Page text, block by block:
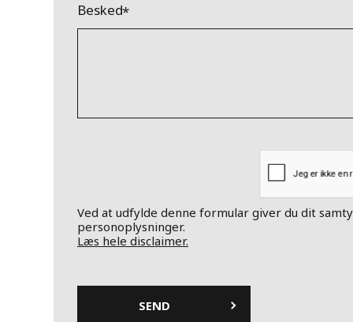
Besked
Ved at udfylde denne formular giver du dit
personoplysninger.
Læs hele disclaimer.